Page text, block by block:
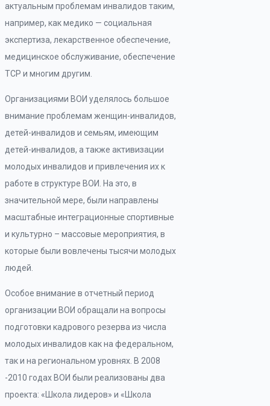
актуальным проблемам инвалидов таким,
например, как медико — социальная
экспертиза, лекарственное обеспечение,
медицинское обслуживание, обеспечение
ТСР и многим другим.
Организациями ВОИ уделялось большое
внимание проблемам женщин-инвалидов,
детей-инвалидов и семьям, имеющим
детей-инвалидов, а также активизации
молодых инвалидов и привлечения их к
работе в структуре ВОИ. На это, в
значительной мере, были направлены
масштабные интеграционные спортивные
и культурно – массовые мероприятия, в
которые были вовлечены тысячи молодых
людей.
Особое внимание в отчетный период
организации ВОИ обращали на вопросы
подготовки кадрового резерва из числа
молодых инвалидов как на федеральном,
так и на региональном уровнях. В 2008
-2010 годах ВОИ были реализованы два
проекта: «Школа лидеров» и «Школа